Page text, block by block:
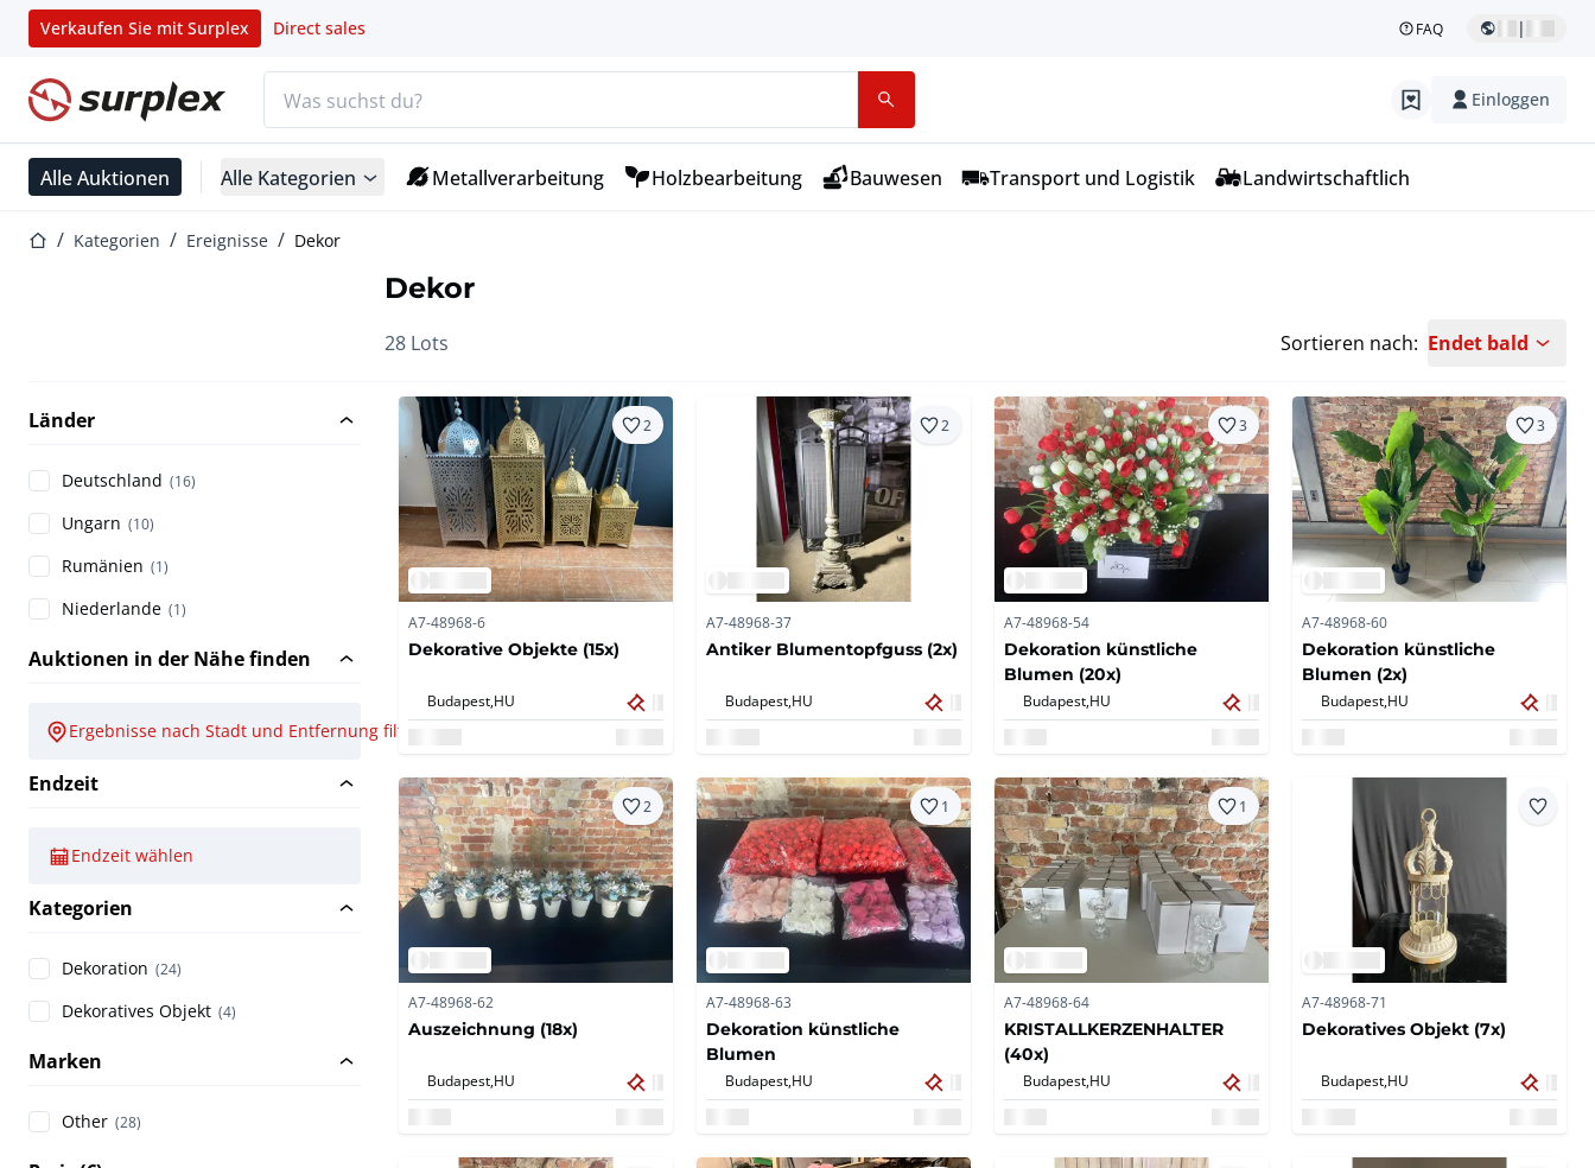
Verkaufen Sie mit Surplex Direct sales FAQ |
Startseite Einloggen
Alle Auktionen Alle Kategorien Metallverarbeitung Holzbearbeitung Bauwesen Transport und Logistik Landwirtschaftlich
StartseiteKategorien Ereignisse Dekor
Dekor
28 Lots Sortieren nach: Endet bald
Länder
Deutschland (16)
Ungarn (10)
Rumänien (1)
Niederlande (1)
Auktionen in der Nähe finden
Ergebnisse nach Stadt und Entfernung filtern
Endzeit
Endzeit wählen
Kategorien
Dekoration (24)
Dekoratives Objekt (4)
Marken
Other (28)
2
A7-48968-6
Dekorative Objekte (15x)
Budapest, HU
2
A7-48968-37
Antiker Blumentopfguss (2x)
Budapest, HU
3
A7-48968-54
Dekoration künstliche
Blumen (20x)
Budapest, HU
3
A7-48968-60
Dekoration künstliche
Blumen (2x)
Budapest, HU
2
A7-48968-62
Auszeichnung (18x)
Budapest, HU
1
A7-48968-63
Dekoration künstliche
Blumen
Budapest, HU
1
A7-48968-64
KRISTALLKERZENHALTER
(40x)
Budapest, HU
A7-48968-71
Dekoratives Objekt (7x)
Budapest, HU